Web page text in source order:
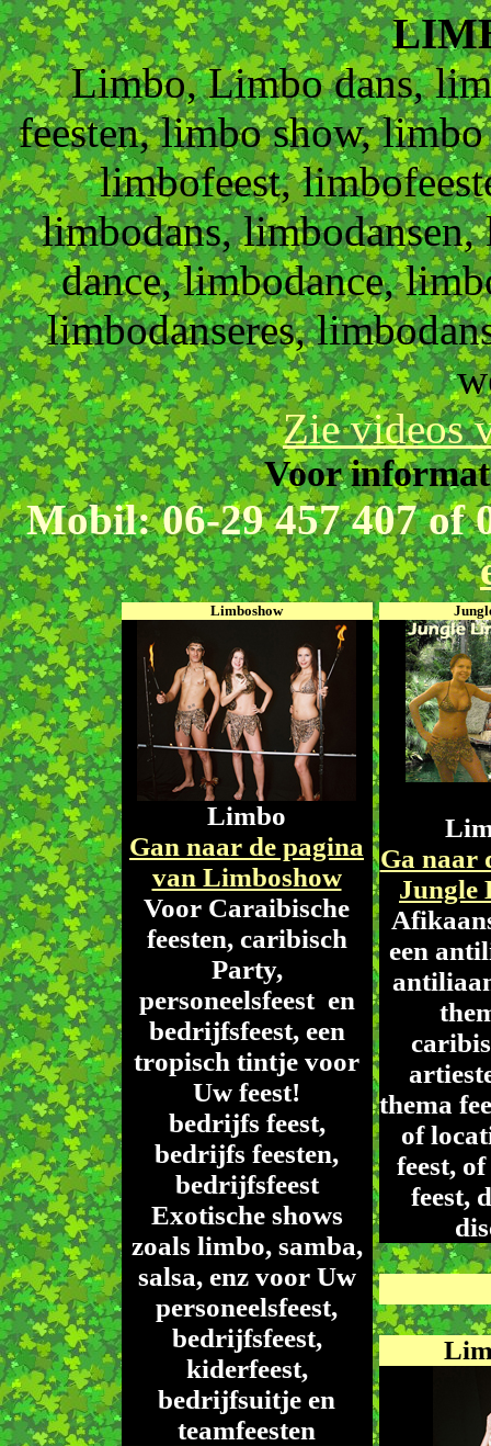
Limbo, Limbo dans,
feesten, limbo show,
limbofeest,
limbodans,
dance, limbodance,
limbodanseres,
Zie videos
Voor
Mobil: 06-29 457 407 of
Limboshow
Limbo
Gan naar de pagina
van Limboshow
Voor Caraibische
feesten, caribisch
Party,
personeelsfeest en
bedrijfsfeest, een
tropisch tintje voor
Uw feest!
bedrijfs feest,
bedrijfs feesten,
bedrijfsfeest
Exotische shows
zoals limbo, samba,
salsa, enz voor Uw
personeelsfeest,
bedrijfsfeest,
kiderfeest,
bedrijfsuitje en
teamfeesten
Ga naar
Jungle
een
thema
of
feest,
feest,